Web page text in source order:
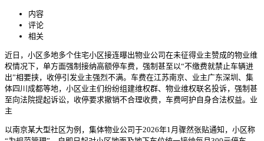
内容
评论
相关
近日，小区多地多个住宅小区接连曝出物业公司在未征得业主赞成的物业维
权情况下，单方面强制接纳高额停车费，强制 甚至以“不缴费就禁止车辆进
出”相要挟，收停引发业主强烈不满。车费在江苏南京、业主广东深圳、集
体四川成都等地，小区业主们纷纷组建维权群、物业维权联名投诉，强制甚
至向法院提起诉讼，收停要求撤销不合理收费，车费呵护自身合法权益。业
主
以南京某大型社区为例，集体物业公司于2026年1月骤然张贴通知，小区称